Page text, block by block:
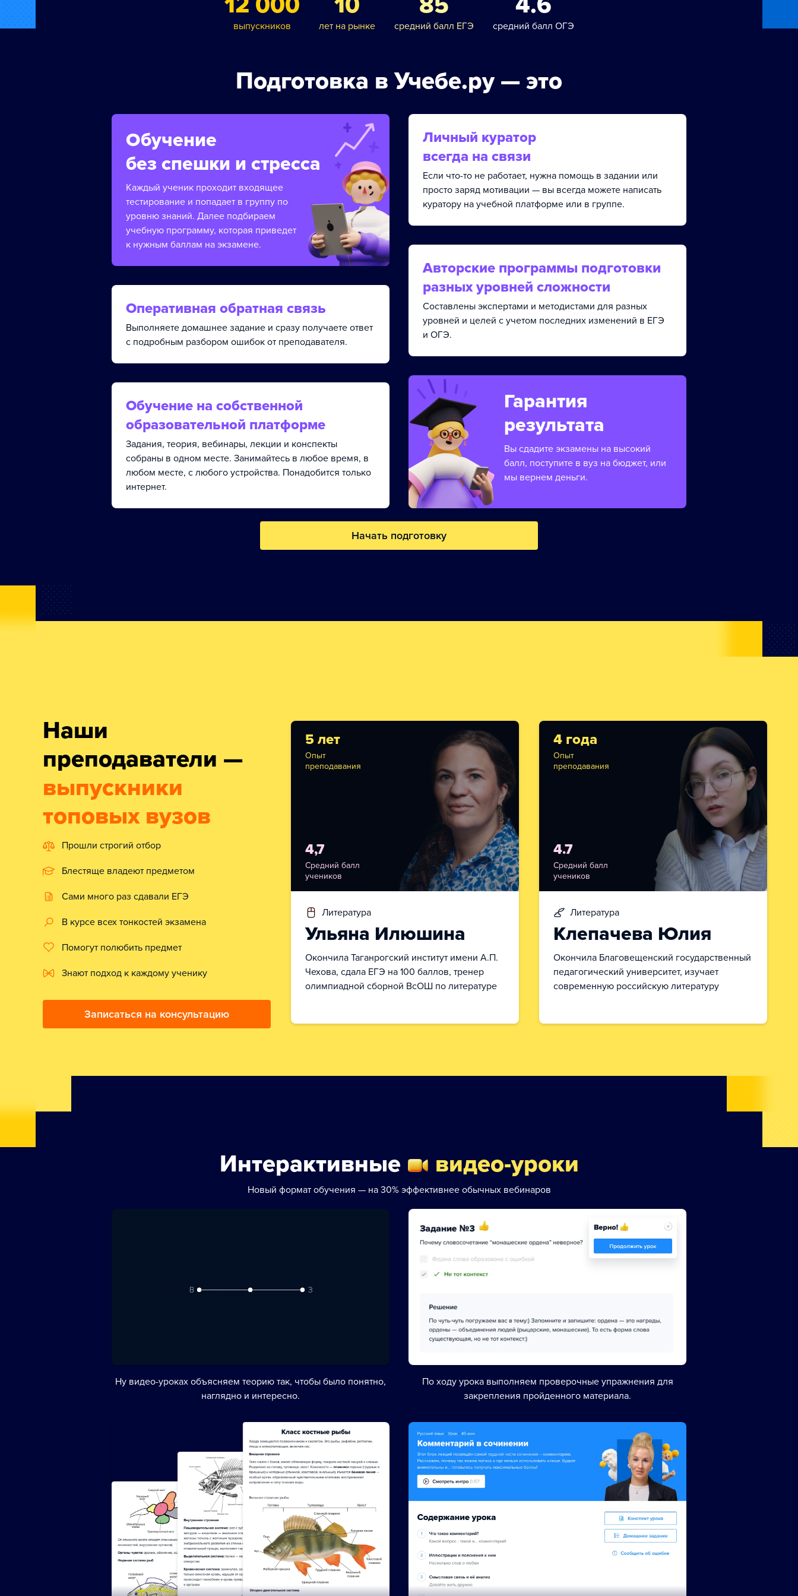
выпускников лет на рынке средний балл ЕГЭ средний балл ОГЭ
Подготовка в Учебе.ру — это
Обучение
без спешки и стресса
Каждый ученик проходит входящее
тестирование и попадает в группу по
уровню знаний. Далее подбираем
учебную программу, которая приведет
к нужным баллам на экзамене.
Оперативная обратная связь
Выполняете домашнее задание и сразу получаете ответ
с подробным разбором ошибок от преподавателя.
Обучение на собственной
образовательной платформе
Задания, теория, вебинары, лекции и конспекты
собраны в одном месте. Занимайтесь в любое время, в
любом месте, с любого устройства. Понадобится только
интернет.
Личный куратор
всегда на связи
Если что-то не работает, нужна помощь в задании или
просто заряд мотивации — вы всегда можете написать
куратору на учебной платформе или в группе.
Авторские программы подготовки
разных уровней сложности
Составлены экспертами и методистами для разных
уровней и целей с учетом последних изменений в ЕГЭ
и ОГЭ.
Гарантия
результата
Вы сдадите экзамены на высокий
балл, поступите в вуз на бюджет, или
мы вернем деньги.
Начать подготовку
Наши
преподаватели —
выпускники
топовых вузов
Прошли строгий отбор
Блестяще владеют предметом
Сами много раз сдавали ЕГЭ
В курсе всех тонкостей экзамена
Помогут полюбить предмет
Знают подход к каждому ученику
Записаться на консультацию
5 лет
Опыт
преподавания
4,7
Средний балл
учеников
литература
Ульяна Илюшина
Окончила Таганрогский институт имени А.П.
Чехова, сдала ЕГЭ на 100 баллов, тренер
олимпиадной сборной ВсОШ по литературе
4 года
Опыт
преподавания
4.7
Средний балл
учеников
литература
Клепачева Юлия
Окончила Благовещенский государственный
педагогический университет, изучает
современную российскую литературу
Интерактивные видео-уроки
Новый формат обучения — на 30% эффективнее обычных вебинаров
Ну видео-уроках объясняем теорию так, чтобы было понятно,
наглядно и интересно.
По ходу урока выполняем проверочные упражнения для
закрепления пройденного материала.